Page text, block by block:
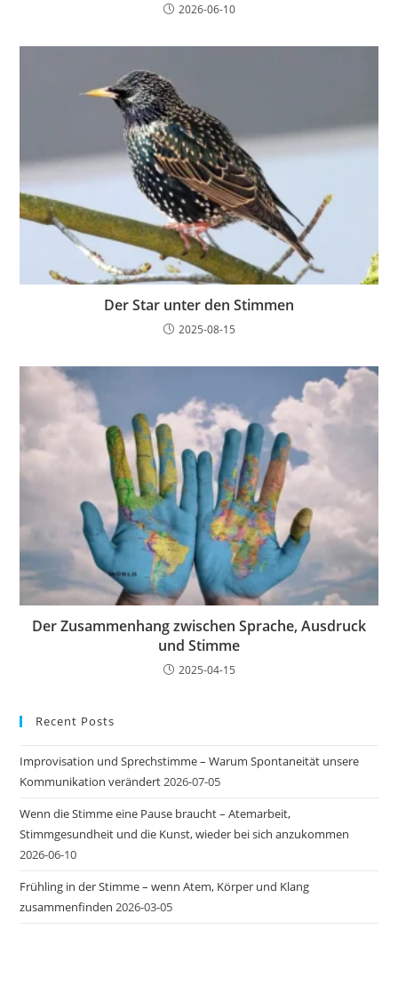
2026-06-10
Der Star unter den Stimmen
2025-08-15
Der Zusammenhang zwischen Sprache, Ausdruck
und Stimme
2025-04-15
Recent Posts
Improvisation und Sprechstimme – Warum Spontaneität unsere
Kommunikation verändert2026-07-05
Wenn die Stimme eine Pause braucht – Atemarbeit,
Stimmgesundheit und die Kunst, wieder bei sich anzukommen
2026-06-10
Frühling in der Stimme – wenn Atem, Körper und Klang
zusammenfinden 2026-03-05